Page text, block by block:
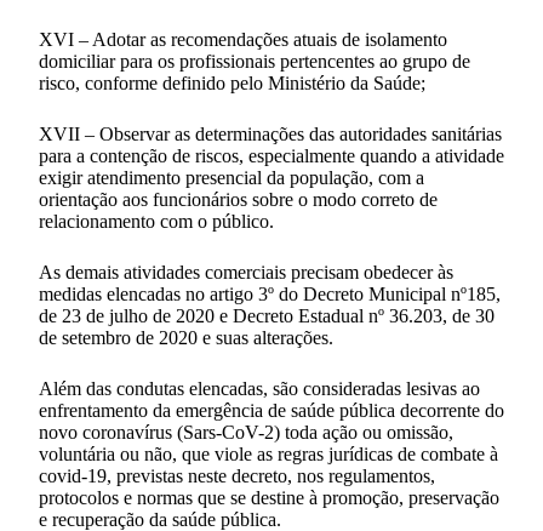
XVI – Adotar as recomendações atuais de isolamento
domiciliar para os profissionais pertencentes ao grupo de
risco, conforme definido pelo Ministério da Saúde;
XVII – Observar as determinações das autoridades sanitárias
para a contenção de riscos, especialmente quando a atividade
exigir atendimento presencial da população, com a
orientação aos funcionários sobre o modo correto de
relacionamento com o público.
As demais atividades comerciais precisam obedecer às
medidas elencadas no artigo 3º do Decreto Municipal nº185,
de 23 de julho de 2020 e Decreto Estadual nº 36.203, de 30
de setembro de 2020 e suas alterações.
Além das condutas elencadas, são consideradas lesivas ao
enfrentamento da emergência de saúde pública decorrente do
novo coronavírus (Sars-CoV-2) toda ação ou omissão,
voluntária ou não, que viole as regras jurídicas de combate à
covid-19, previstas neste decreto, nos regulamentos,
protocolos e normas que se destine à promoção, preservação
e recuperação da saúde pública.